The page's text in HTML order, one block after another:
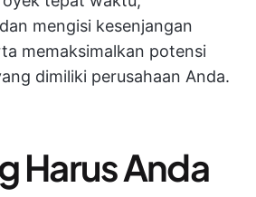
mengisi kesenjangan
memaksimalkan potensi
dimiliki perusahaan Anda.
Harus Anda